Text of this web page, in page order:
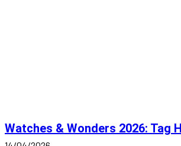
Watches & Wonders 2026: Tag